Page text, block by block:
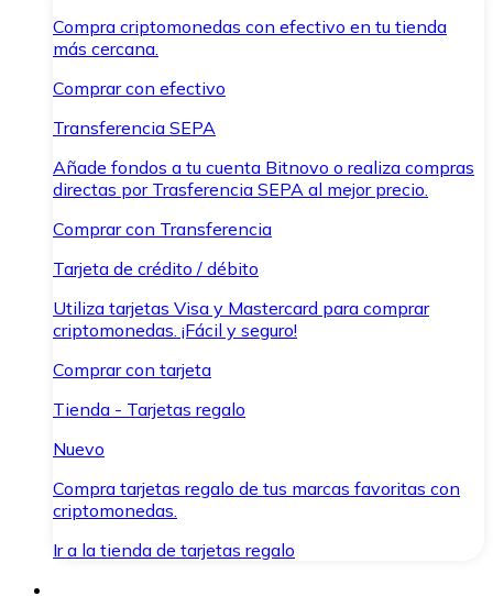
Compra criptomonedas con efectivo en tu tienda
más cercana.
Comprar con efectivo
Transferencia SEPA
Añade fondos a tu cuenta Bitnovo o realiza compras
directas por Trasferencia SEPA al mejor precio.
Comprar con Transferencia
Tarjeta de crédito / débito
Utiliza tarjetas Visa y Mastercard para comprar
criptomonedas. ¡Fácil y seguro!
Comprar con tarjeta
Tienda - Tarjetas regalo
Nuevo
Compra tarjetas regalo de tus marcas favoritas con
criptomonedas.
Ir a la tienda de tarjetas regalo